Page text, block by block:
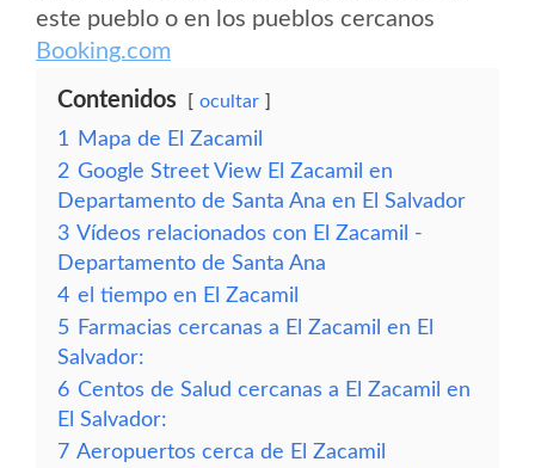
este pueblo o en los pueblos cercanos
Booking.com
Contenidos ocultar
1
Mapa de El Zacamil
2 Google Street View El Zacamil en
Departamento de Santa Ana en El Salvador
3 Vídeos relacionados con El Zacamil -
Departamento de Santa Ana
4 el tiempo en El Zacamil
5 Farmacias cercanas a El Zacamil en El
Salvador:
6 Centos de Salud cercanas a El Zacamil en
El Salvador:
7 Aeropuertos cerca de El Zacamil